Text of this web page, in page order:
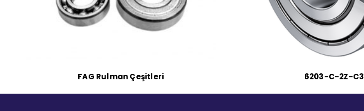
FAG Rulman Çeşitleri 6203-C-2Z-C3